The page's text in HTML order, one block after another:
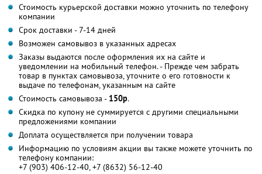
Стоимость курьерской доставки можно уточнить по телефону
компании
Срок доставки - 7-14 дней
Возможен самовывоз в указанных адресах
Заказы выдаются после оформления их на сайте и
уведомлении на мобильный телефон. - Прежде чем забрать
товар в пунктах самовывоза, уточните о его готовности к
выдаче по телефонам, указанным на сайте
Стоимость самовывоза - 150р.
Скидка по купону не суммируется с другими специальными
предложениями компании
Доплата осуществляется при получении товара
Информацию по условиям акции вы также можете уточнить по
телефону компании:
+7 (903) 406-12-40, +7 (8632) 56-12-40